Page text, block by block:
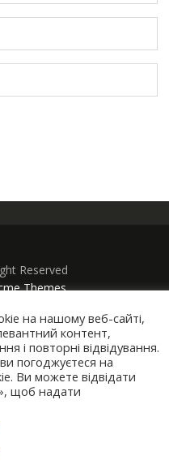
Reserved
Themes
на нашому веб-сайті,
контент,
і повторні відвідування.
погоджуєтеся на
Ви можете відвідати
щоб надати